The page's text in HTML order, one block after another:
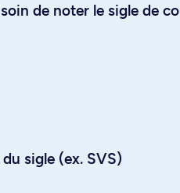
de noter le sigle de
sigle (ex. SVS)